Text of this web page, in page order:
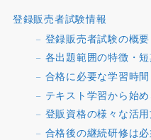
登録販売者試験情報
登録販売者試験の概要
各出題範囲の特徴・
合格に必要な学習時間
テキスト学習から始
登販資格の様々な活
合格後の継続研修は必